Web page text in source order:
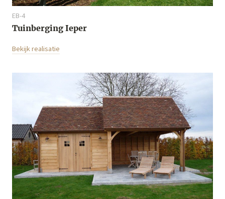
EB-4
Tuinberging Ieper
Bekijk realisatie